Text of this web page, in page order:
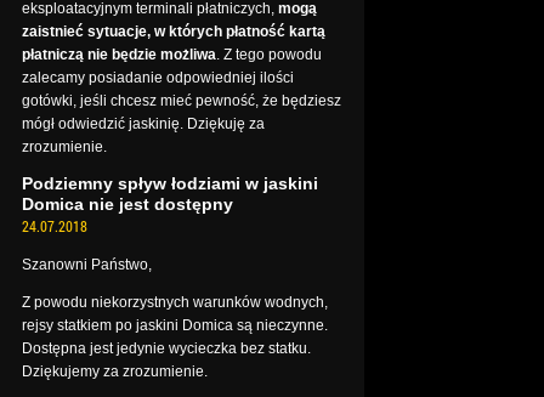
eksploatacyjnym terminali płatniczych, mogą
zaistnieć sytuacje, w których płatność kartą
płatniczą nie będzie możliwa. Z tego powodu
zalecamy posiadanie odpowiedniej ilości
gotówki, jeśli chcesz mieć pewność, że będziesz
mógł odwiedzić jaskinię. Dziękuję za
zrozumienie.
Podziemny spływ łodziami w jaskini
Domica nie jest dostępny
24.07.2018
Szanowni Państwo,
Z powodu niekorzystnych warunków wodnych,
rejsy statkiem po jaskini Domica są nieczynne.
Dostępna jest jedynie wycieczka bez statku.
Dziękujemy za zrozumienie.